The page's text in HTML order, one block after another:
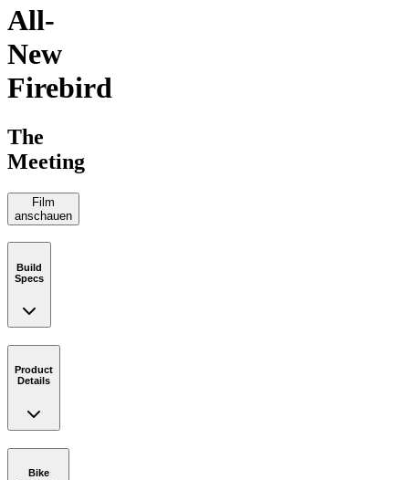
All-
New
Firebird
The
Meeting
Film
anschauen
Build
Specs
Product
Details
Bike